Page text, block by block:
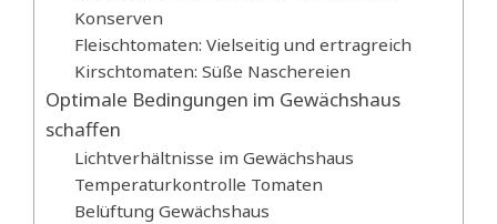
Konserven
Fleischtomaten: Vielseitig und ertragreich
Kirschtomaten: Süße Naschereien
Optimale Bedingungen im Gewächshaus
schaffen
Lichtverhältnisse im Gewächshaus
Temperaturkontrolle Tomaten
Belüftung Gewächshaus